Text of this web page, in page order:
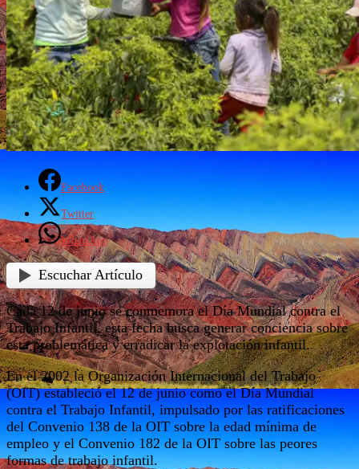
Facebook
Twitter
WhatsApp
Escuchar Artículo
Cada 12 de junio se conmemora el Día Mundial contra el
Trabajo Infantil, esta fecha busca generar conciencia sobre
esta problemática y erradicar la explotación infantil.
En el 2002 la Organización Internacional del Trabajo
(OIT) estableció el 12 de junio como el Día Mundial
contra el Trabajo Infantil, impulsado por las ratificaciones
del Convenio 138 de la OIT sobre la edad mínima de
empleo y el Convenio 182 de la OIT sobre las peores
formas de trabajo infantil.